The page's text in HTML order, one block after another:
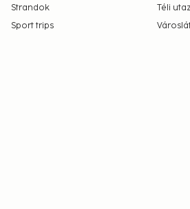
Strandok
Téli
Sport trips